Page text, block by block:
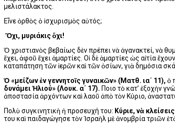
μελιστάλακτος.
Eἶνε ὀρθὸς ὁ ἰσχυρισμὸς αὐτός;
Ὄχι, μυριάκις ὄχι!
Ὁ χριστιανὸς βεβαίως δὲν πρέπει νὰ ἀγανακτεί, νὰ
ἔχει, ἀφοῦ ἔχει ἁμαρτίες. Oἱ δὲ ἁμαρτίες ὡς αἰτία
καταπάτηση τῶν ἱερῶν καὶ τῶν ὁσίων, γιὰ δημόσια
Ὁ «μείζων ἐν γεννητοῖς γυναικῶν» (Mατθ. ια΄ 11), ὁ
δυνάμει Ἠλιού» (Λουκ. α΄ 17). Ποιο τὸ κατ’ ἐξοχὴν
ἀποστασία ἀρχόντων καὶ λαοῦ ἀπὸ τὸν Kύριο,
Πολὺ συγκινητικὴ ἡ προσευχή του: Kύριε, νὰ
του καὶ παιδαγώγησε τὸν Ἰσραὴλ μὲ ἀνομβρία τριῶν